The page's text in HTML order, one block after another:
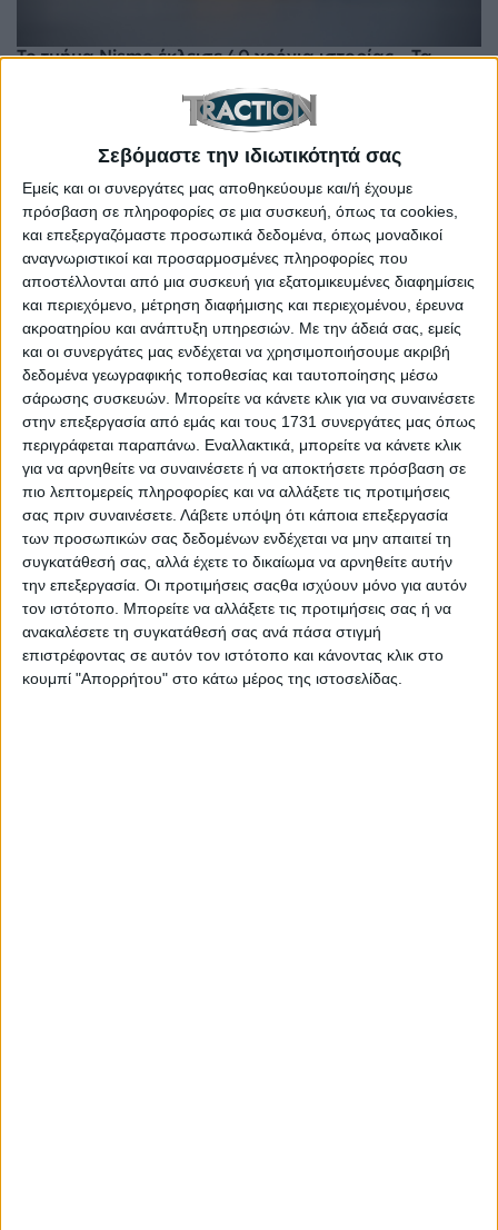
Σεβόμαστε την ιδιωτικότητά σας
Εμείς και οι συνεργάτες μας αποθηκεύουμε και/ή έχουμε
πρόσβαση σε πληροφορίες σε μια συσκευή, όπως τα cookies,
και επεξεργαζόμαστε προσωπικά δεδομένα, όπως μοναδικοί
αναγνωριστικοί και προσαρμοσμένες πληροφορίες που
αποστέλλονται από μια συσκευή για εξατομικευμένες διαφημίσεις
και περιεχόμενο, μέτρηση διαφήμισης και περιεχομένου, έρευνα
ακροατηρίου και ανάπτυξη υπηρεσιών. Με την άδειά σας, εμείς
και οι συνεργάτες μας ενδέχεται να χρησιμοποιήσουμε ακριβή
δεδομένα γεωγραφικής τοποθεσίας και ταυτοποίησης μέσω
σάρωσης συσκευών. Μπορείτε να κάνετε κλικ για να συναινέσετε
στην επεξεργασία από εμάς και τους 1731 συνεργάτες μας όπως
περιγράφεται παραπάνω. Εναλλακτικά, μπορείτε να κάνετε κλικ
για να αρνηθείτε να συναινέσετε ή να αποκτήσετε πρόσβαση σε
πιο λεπτομερείς πληροφορίες και να αλλάξετε τις προτιμήσεις
σας πριν συναινέσετε. Λάβετε υπόψη ότι κάποια επεξεργασία
των προσωπικών σας δεδομένων ενδέχεται να μην απαιτεί τη
συγκατάθεσή σας, αλλά έχετε το δικαίωμα να αρνηθείτε αυτήν
την επεξεργασία. Οι προτιμήσεις σαςθα ισχύουν μόνο για αυτόν
τον ιστότοπο. Μπορείτε να αλλάξετε τις προτιμήσεις σας ή να
ανακαλέσετε τη συγκατάθεσή σας ανά πάσα στιγμή
επιστρέφοντας σε αυτόν τον ιστότοπο και κάνοντας κλικ στο
κουμπί "Απορρήτου" στο κάτω μέρος της ιστοσελίδας.
Το τμήμα Nismο έκλεισε 40 χρόνια ιστορίας – Τα
Nissan: Ξεκίνησαν οι προετοιμασίες για το Σαλόνι
Αυτοκινήτου του Τόκιο